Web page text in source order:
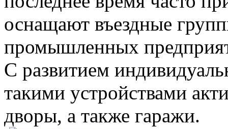
оснащают въездные
промышленных
С развитием
такими устройствами
дворы, а также гаражи.